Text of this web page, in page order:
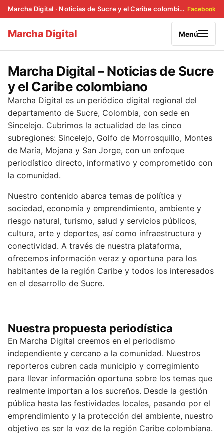
Marcha Digital · Noticias de Sucre y el Caribe colombiano Facebook
Marcha Digital Menú
Marcha Digital – Noticias de Sucre
y el Caribe colombiano
Marcha Digital es un periódico digital regional del
departamento de Sucre, Colombia, con sede en
Sincelejo. Cubrimos la actualidad de las cinco
subregiones: Sincelejo, Golfo de Morrosquillo, Montes
de María, Mojana y San Jorge, con un enfoque
periodístico directo, informativo y comprometido con
la comunidad.
Nuestro contenido abarca temas de política y
sociedad, economía y emprendimiento, ambiente y
riesgo natural, turismo, salud y servicios públicos,
cultura, arte y deportes, así como infraestructura y
conectividad. A través de nuestra plataforma,
ofrecemos información veraz y oportuna para los
habitantes de la región Caribe y todos los interesados
en el desarrollo de Sucre.
Nuestra propuesta periodística
En Marcha Digital creemos en el periodismo
independiente y cercano a la comunidad. Nuestros
reporteros cubren cada municipio y corregimiento
para llevar información oportuna sobre los temas que
realmente importan a los sucreños. Desde la gestión
pública hasta las festividades locales, pasando por el
emprendimiento y la protección del ambiente, nuestro
objetivo es ser la voz de la región Caribe colombiana.